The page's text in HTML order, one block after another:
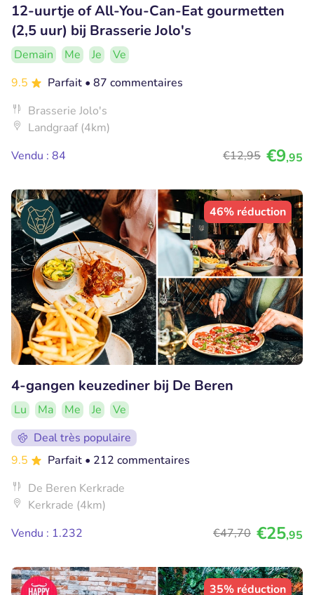
12-uurtje of All-You-Can-Eat gourmetten
(2,5 uur) bij Brasserie Jolo's
Demain Me Je
Ve
9.5
Parfait • 87 commentaires
Brasserie Jolo's
Landgraaf (4km)
Vendu : 84
€12,95 €9,95
46% réduction
4-gangen keuzediner bij De Beren
Lu Ma Me Je
Ve
Deal très populaire
9.5
Parfait • 212 commentaires
De Beren Kerkrade
Kerkrade (4km)
Vendu : 1.232
€47,70 €25,95
35% réduction